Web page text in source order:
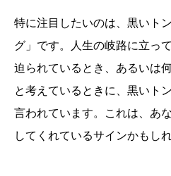
特に注目したいのは、黒いト
グ」です。人生の岐路に立っ
迫られているとき、あるいは
と考えているときに、黒いト
言われています。これは、あ
してくれているサインかもしれ